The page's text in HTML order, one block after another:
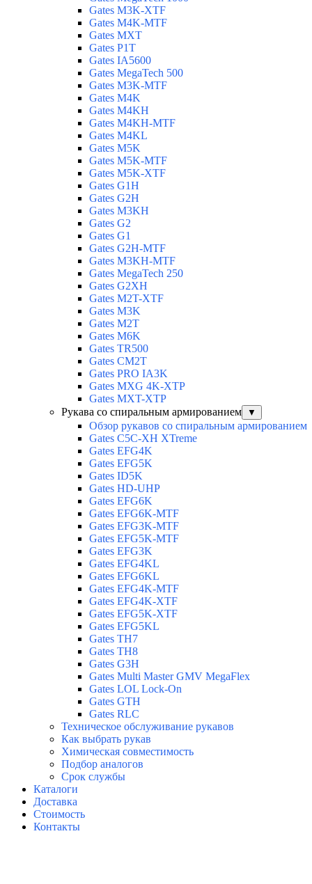
Gates M3K-XTF
Gates M4K-MTF
Gates MXT
Gates P1T
Gates IA5600
Gates MegaTech 500
Gates M3K-MTF
Gates M4K
Gates M4KH
Gates M4KH-MTF
Gates M4KL
Gates M5K
Gates M5K-MTF
Gates M5K-XTF
Gates G1H
Gates G2H
Gates M3KH
Gates G2
Gates G1
Gates G2H-MTF
Gates M3KH-MTF
Gates MegaTech 250
Gates G2XH
Gates M2T-XTF
Gates M3K
Gates M2T
Gates M6K
Gates TR500
Gates CM2T
Gates PRO IA3K
Gates MXG 4K-XTP
Gates MXT-XTP
Рукава со спиральным армированием
▼
Обзор рукавов со спиральным армированием
Gates C5C-XH XTreme
Gates EFG4K
Gates EFG5K
Gates ID5K
Gates HD-UHP
Gates EFG6K
Gates EFG6K-MTF
Gates EFG3K-MTF
Gates EFG5K-MTF
Gates EFG3K
Gates EFG4KL
Gates EFG6KL
Gates EFG4K-MTF
Gates EFG4K-XTF
Gates EFG5K-XTF
Gates EFG5KL
Gates TH7
Gates TH8
Gates G3H
Gates Multi Master GMV MegaFlex
Gates LOL Lock-On
Gates GTH
Gates RLC
Техническое обслуживание рукавов
Как выбрать рукав
Химическая совместимость
Подбор аналогов
Срок службы
Каталоги
Доставка
Стоимость
Контакты